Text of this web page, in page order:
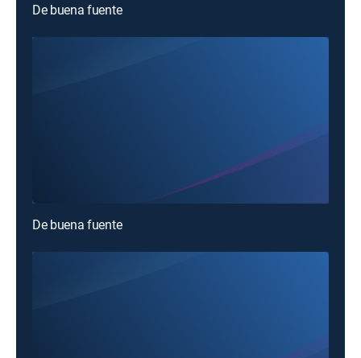
De buena fuente
De buena fuente